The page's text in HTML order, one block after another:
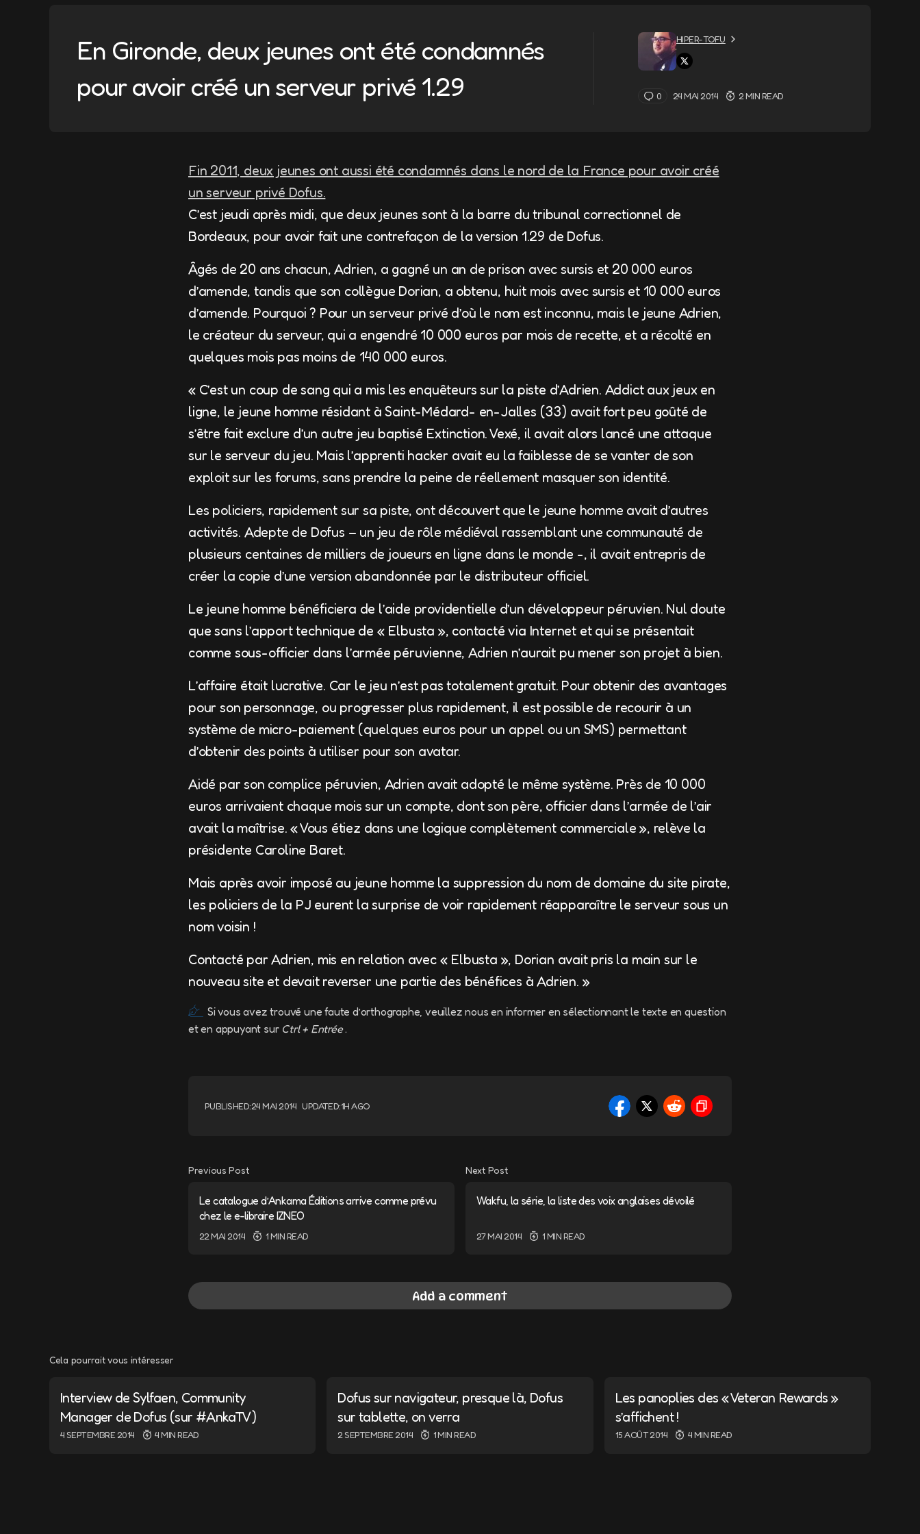
En Gironde, deux jeunes ont été condamnés
pour avoir créé un serveur privé 1.29
HIPER-TOFU
0 24 MAI 2014 2 MIN READ
Fin 2011, deux jeunes ont aussi été condamnés dans le nord de la France pour avoir créé
un serveur privé Dofus.
C’est jeudi après midi, que deux jeunes sont à la barre du tribunal correctionnel de
Bordeaux, pour avoir fait une contrefaçon de la version 1.29 de Dofus.
Âgés de 20 ans chacun, Adrien, a gagné un an de prison avec sursis et 20 000 euros
d’amende, tandis que son collègue Dorian, a obtenu, huit mois avec sursis et 10 000 euros
d’amende. Pourquoi ? Pour un serveur privé d’où le nom est inconnu, mais le jeune Adrien,
le créateur du serveur, qui a engendré 10 000 euros par mois de recette, et a récolté en
quelques mois pas moins de 140 000 euros.
« C’est un coup de sang qui a mis les enquêteurs sur la piste d’Adrien. Addict aux jeux en
ligne, le jeune homme résidant à Saint-Médard- en-Jalles (33) avait fort peu goûté de
s’être fait exclure d’un autre jeu baptisé Extinction. Vexé, il avait alors lancé une attaque
sur le serveur du jeu. Mais l’apprenti hacker avait eu la faiblesse de se vanter de son
exploit sur les forums, sans prendre la peine de réellement masquer son identité.
Les policiers, rapidement sur sa piste, ont découvert que le jeune homme avait d’autres
activités. Adepte de Dofus – un jeu de rôle médiéval rassemblant une communauté de
plusieurs centaines de milliers de joueurs en ligne dans le monde -, il avait entrepris de
créer la copie d’une version abandonnée par le distributeur officiel.
Le jeune homme bénéficiera de l’aide providentielle d’un développeur péruvien. Nul doute
que sans l’apport technique de « Elbusta », contacté via Internet et qui se présentait
comme sous-officier dans l’armée péruvienne, Adrien n’aurait pu mener son projet à bien.
L’affaire était lucrative. Car le jeu n’est pas totalement gratuit. Pour obtenir des avantages
pour son personnage, ou progresser plus rapidement, il est possible de recourir à un
système de micro-paiement (quelques euros pour un appel ou un SMS) permettant
d’obtenir des points à utiliser pour son avatar.
Aidé par son complice péruvien, Adrien avait adopté le même système. Près de 10 000
euros arrivaient chaque mois sur un compte, dont son père, officier dans l’armée de l’air
avait la maîtrise. « Vous étiez dans une logique complètement commerciale », relève la
présidente Caroline Baret.
Mais après avoir imposé au jeune homme la suppression du nom de domaine du site pirate,
les policiers de la PJ eurent la surprise de voir rapidement réapparaître le serveur sous un
nom voisin !
Contacté par Adrien, mis en relation avec « Elbusta », Dorian avait pris la main sur le
nouveau site et devait reverser une partie des bénéfices à Adrien. »
Si vous avez trouvé une faute d’orthographe, veuillez nous en informer en sélectionnant le texte en question
et en appuyant sur Ctrl + Entrée.
PUBLISHED:24 MAI 2014 UPDATED:1H AGO
Previous Post
Le catalogue d’Ankama Éditions arrive comme prévu
chez le e-libraire IZNEO
22 MAI 2014 1 MIN READ
Next Post
Wakfu, la série, la liste des voix anglaises dévoilé
27 MAI 2014 1 MIN READ
Add a comment
Message*
Cela pourrait vous intéresser
Interview de Sylfaen, Community
Manager de Dofus (sur #AnkaTV)
4 SEPTEMBRE 2014 4 MIN READ
Dofus sur navigateur, presque là, Dofus
sur tablette, on verra
2 SEPTEMBRE 2014 1 MIN READ
Les panoplies des « Veteran Rewards »
s’affichent !
15 AOÛT 2014 4 MIN READ